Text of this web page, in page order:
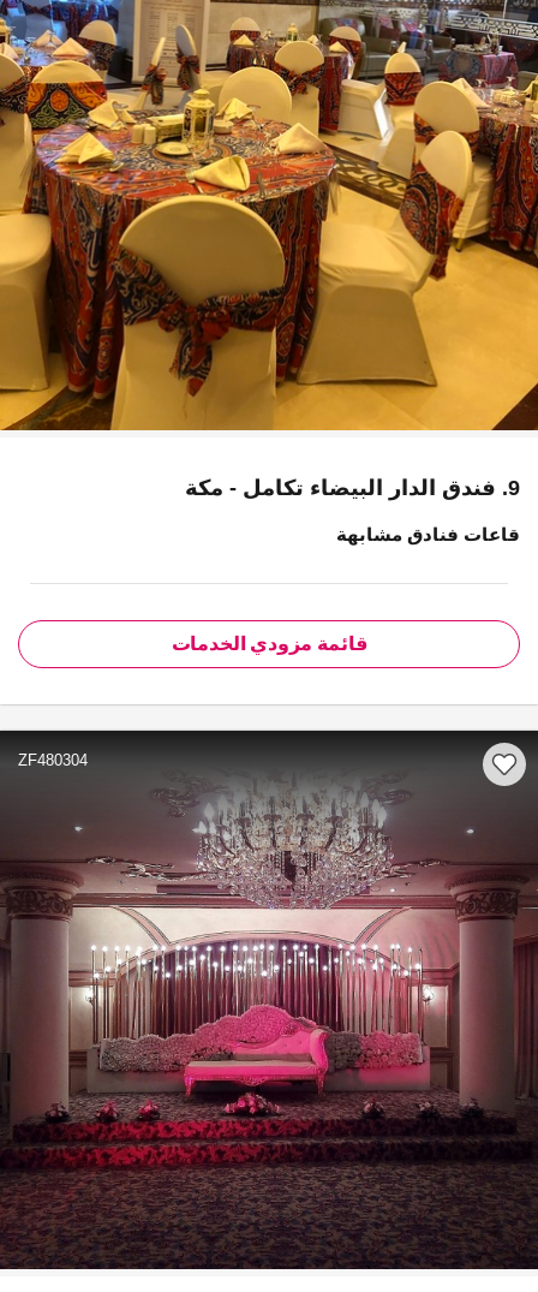
9. فندق الدار البيضاء تكامل - مكة
قاعات فنادق مشابهة
قائمة مزودي الخدمات
ZF480304